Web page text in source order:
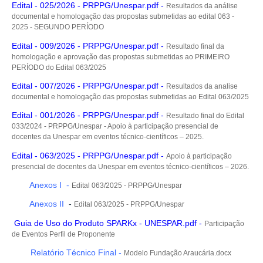
Edital - 025/2026 - PRPPG/Unespar.pdf - Resultados da análise
documental e homologação das propostas submetidas ao edital 063 -
2025 - SEGUNDO PERÍODO
Edital - 009/2026 - PRPPG/Unespar.pdf - Resultado final da
homologação e aprovação das propostas submetidas ao PRIMEIRO
PERÍODO do Edital 063/2025
Edital - 007/2026 - PRPPG/Unespar.pdf - Resultados da analise
documental e homologação das propostas submetidas ao Edital 063/2025
Edital - 001/2026 - PRPPG/Unespar.pdf - Resultado final do Edital
033/2024 - PRPPG/Unespar - Apoio à participação presencial de
docentes da Unespar em eventos técnico-científicos – 2025.
Edital - 063/2025 - PRPPG/Unespar.pdf - Apoio à participação
presencial de docentes da Unespar em eventos técnico-científicos – 2026.
Anexos I - Edital 063/2025 - PRPPG/Unespar
Anexos II - Edital 063/2025 - PRPPG/Unespar
Guia de Uso do Produto SPARKx - UNESPAR.pdf - Participação
de Eventos Perfil de Proponente
Relatório Técnico Final - Modelo Fundação Araucária.docx